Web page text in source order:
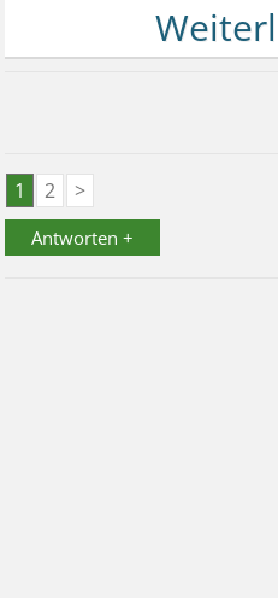
1 2 >
Antworten +